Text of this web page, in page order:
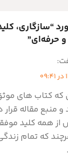
“سازگاری،
حرفه‌ای”
کتاب های
منبع مقاله قرار
از همه کلید
که تمام